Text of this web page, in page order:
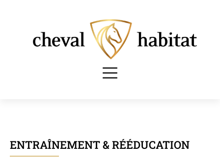
ENTRAÎNEMENT & RÉÉDUCATION